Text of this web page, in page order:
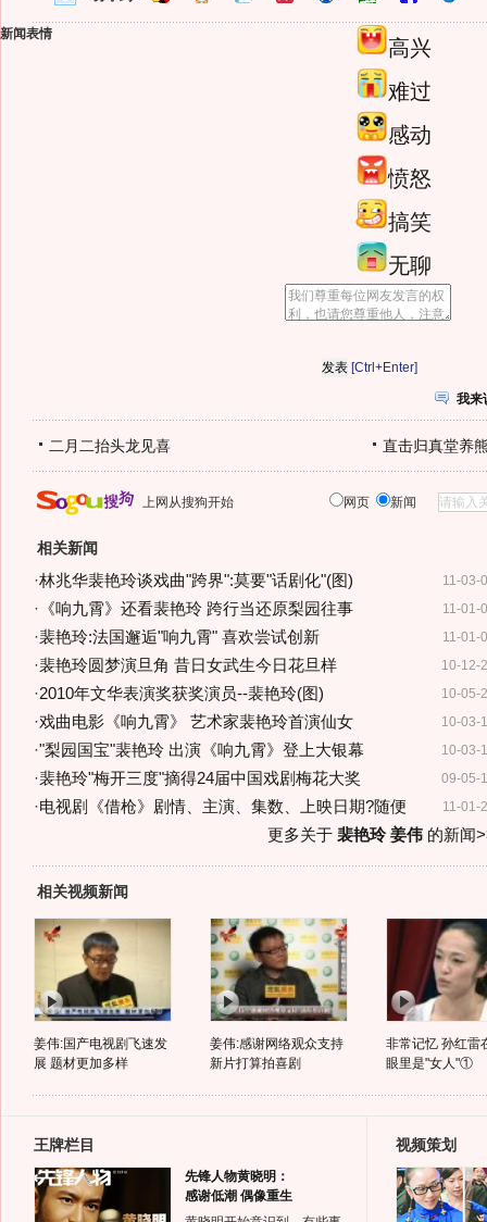
新闻表情
高兴
难过
感动
愤怒
搞笑
无聊
[Ctrl+Enter]
我来
二月二抬头龙见喜 直击归真堂养
上网从搜狗开始 网页 新闻
相关新闻
11-03-
·林兆华裴艳玲谈戏曲"跨界":莫要"话剧化"(图)
11-01-
· 《响九霄》还看裴艳玲 跨行当还原梨园往事
11-01-
·裴艳玲:法国邂逅"响九霄" 喜欢尝试创新
10-12-
·裴艳玲圆梦演旦角 昔日女武生今日花旦样
10-05-
·2010年文华表演奖获奖演员--裴艳玲(图)
10-03-
·戏曲电影《响九霄》 艺术家裴艳玲首演仙女
10-03-
·"梨园国宝"裴艳玲 出演《响九霄》登上大银幕
09-05-
·裴艳玲"梅开三度"摘得24届中国戏剧梅花大奖
11-01-
·电视剧《借枪》剧情、主演、集数、上映日期?随便
更多关于 裴艳玲 姜伟的新闻
相关视频新闻
姜伟:国产电视剧飞速发
展 题材更加多样
姜伟:感谢网络观众支持
新片打算拍喜剧
非常记忆 孙红雷
眼里是"女人"①
王牌栏目
先锋人物黄晓明：
感谢低潮 偶像重生
视频策划